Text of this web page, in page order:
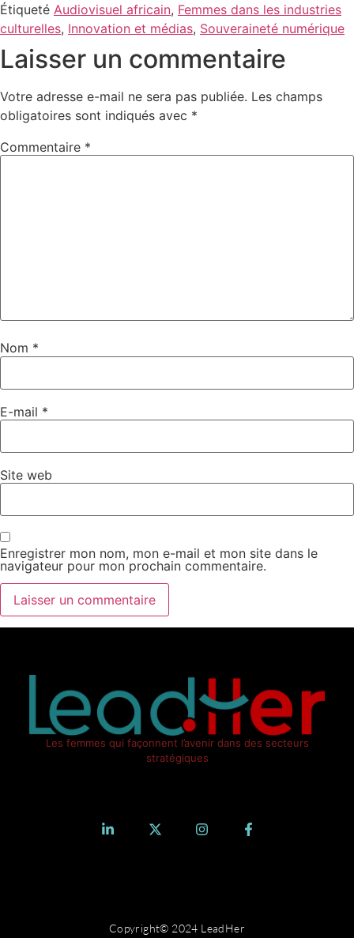
Étiqueté Audiovisuel africain, Femmes dans les industries
culturelles, Innovation et médias, Souveraineté numérique
Laisser un commentaire
Votre adresse e-mail ne sera pas publiée. Les champs
obligatoires sont indiqués avec *
Commentaire *
Nom *
E-mail *
Site web
Enregistrer mon nom, mon e-mail et mon site dans le
navigateur pour mon prochain commentaire.
Les femmes qui façonnent l’avenir dans des secteurs
stratégiques
Copyright© 2024 LeadHer